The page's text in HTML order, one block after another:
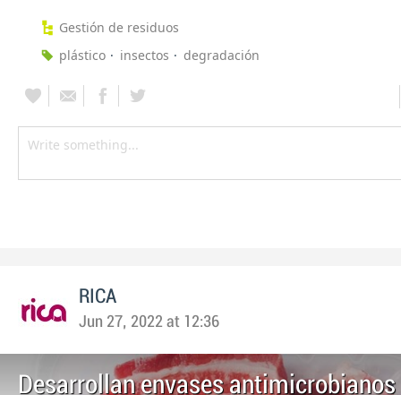
Gestión de residuos
plástico
insectos degradación
RICA
Jun 27, 2022 at 12:36
Desarrollan envases antimicrobianos